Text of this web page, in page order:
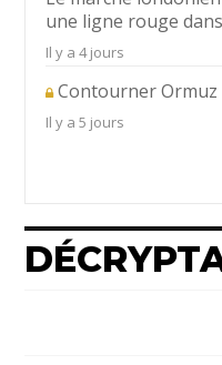
une ligne rouge
Il y a 4 jours
Contourner Ormuz
Il y a 5 jours